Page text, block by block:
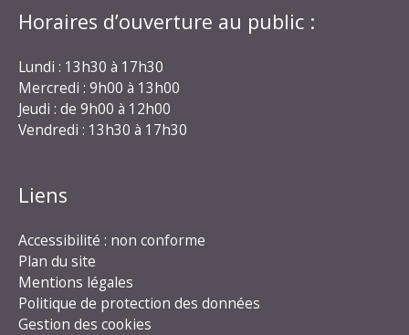
Horaires d’ouverture au public :
Lundi : 13h30 à 17h30
Mercredi : 9h00 à 13h00
Jeudi : de 9h00 à 12h00
Vendredi : 13h30 à 17h30
Liens
Accessibilité : non conforme
Plan du site
Mentions légales
Politique de protection des données
Gestion des cookies